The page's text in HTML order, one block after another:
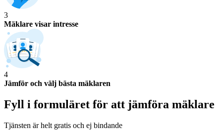
3
Mäklare visar intresse
4
Jämför och välj bästa mäklaren
Fyll i formuläret för att jämföra mäklare
Tjänsten är helt gratis och ej bindande